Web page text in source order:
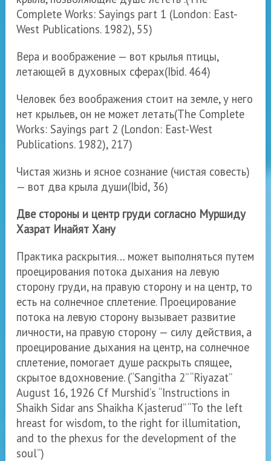
Complete Works: Sayings part 1 (London: East-
West Publications. 1982), 55)
Вера и воображение — вот крылья птицы,
летающей в духовных сферах(Ibid. 464)
Человек без воображения стоит на земле, у него
нет крыльев, он не может летать(The Complete
Works: Sayings part 2 (London: East-West
Publications. 1982), 217)
Чистая жизнь и ясное сознание (чистая совесть)
— вот два крыла души(Ibid, 36)
Две стороны и центр груди согласно Муршиду
Хазрат Инайят Хану
Практика раскрытия… может выполняться путем
проецирования потока дыхания на левую
сторону груди, на правую сторону и на центр, то
есть на солнечное сплетение. Проецирование
потока на левую сторону вызывает развитие
личности, на правую сторону — силу действия, а
проецирование дыхания на центр, на солнечное
сплетение, помогает душе раскрыть спящее,
скрытое вдохновение. (“Sangitha 2” “Riyazat”
August 16, 1926 Cf Murshid’s “Instructions in
Shaikh Sidar ans Shaikha Kjasterud” “To the left
hreast for wisdom, to the right for illumitation,
and to the phexus for the development of the
soul”)